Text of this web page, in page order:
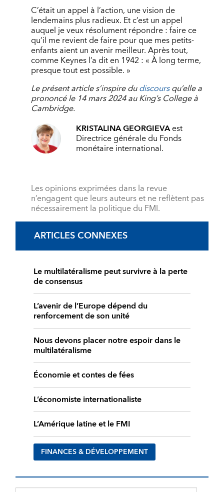
C’était un appel à l’action, une vision de
lendemains plus radieux. Et c’est un appel
auquel je veux résolument répondre : faire ce
qu’il me revient de faire pour que mes petits-
enfants aient un avenir meilleur. Après tout,
comme Keynes l’a dit en 1942 : « À long terme,
presque tout est possible. »
Le présent article s’inspire dudiscoursqu’elle a
prononcé le 14 mars 2024 au King’s College à
Cambridge.
KRISTALINA GEORGIEVAest
Directrice générale du Fonds
monétaire international.
Les opinions exprimées dans la revue
n’engagent que leurs auteurs et ne reflètent pas
nécessairement la politique du FMI.
ARTICLES CONNEXES
Le multilatéralisme peut survivre à la perte
de consensus
L’avenir de l’Europe dépend du
renforcement de son unité
Nous devons placer notre espoir dans le
multilatéralisme
Économie et contes de fées
L’économiste internationaliste
L’Amérique latine et le FMI
FINANCES & DÉVELOPPEMENT